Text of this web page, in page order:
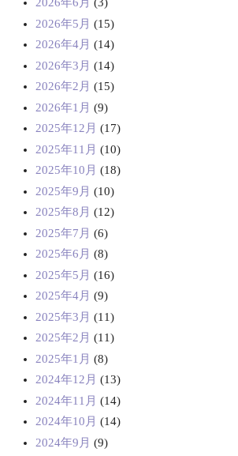
2026年5月 (15)
2026年4月 (14)
2026年3月 (14)
2026年2月 (15)
2026年1月 (9)
2025年12月 (17)
2025年11月 (10)
2025年10月 (18)
2025年9月 (10)
2025年8月 (12)
2025年7月 (6)
2025年6月 (8)
2025年5月 (16)
2025年4月 (9)
2025年3月 (11)
2025年2月 (11)
2025年1月 (8)
2024年12月 (13)
2024年11月 (14)
2024年10月 (14)
2024年9月 (9)